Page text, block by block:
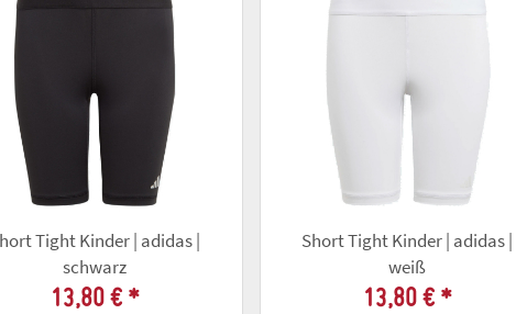
Tight Kinder | adidas |
schwarz
13,80 € *
Short Tight Kinder | adidas |
weiß
13,80 € *